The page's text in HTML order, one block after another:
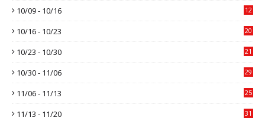
10/09 - 10/16 12
10/16 - 10/23 20
10/23 - 10/30 21
10/30 - 11/06 29
11/06 - 11/13 25
11/13 - 11/20 31